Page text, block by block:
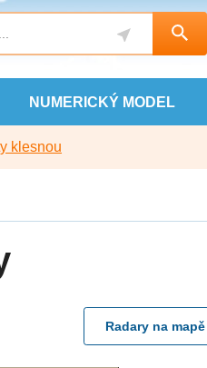
NUMERICKÝ MODEL
klesnou
Radary na mapě